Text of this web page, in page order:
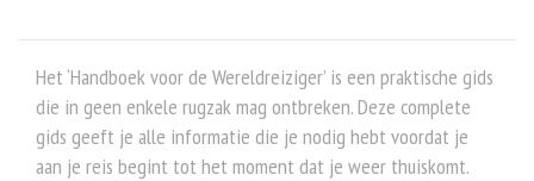
Het ‘Handboek voor de Wereldreiziger’ is een praktische gids
die in geen enkele rugzak mag ontbreken. Deze complete
gids geeft je alle informatie die je nodig hebt voordat je
aan je reis begint tot het moment dat je weer thuiskomt.